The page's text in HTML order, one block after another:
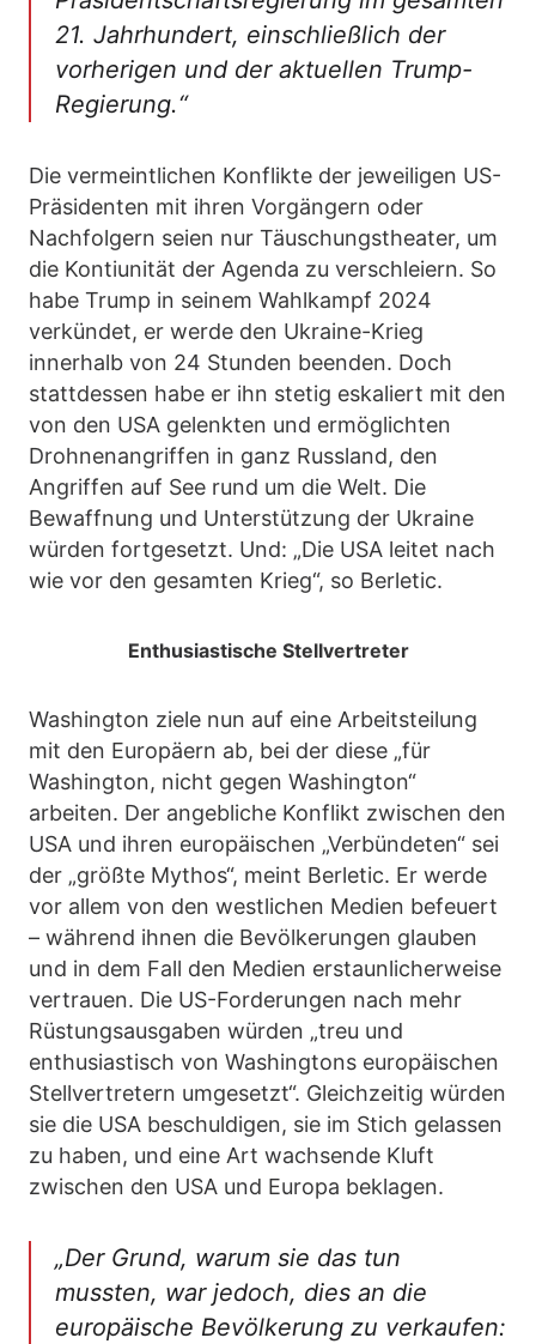
21. Jahrhundert, einschließlich der
vorherigen und der aktuellen Trump-
Regierung.“
Die vermeintlichen Konflikte der jeweiligen US-
Präsidenten mit ihren Vorgängern oder
Nachfolgern seien nur Täuschungstheater, um
die Kontiunität der Agenda zu verschleiern. So
habe Trump in seinem Wahlkampf 2024
verkündet, er werde den Ukraine-Krieg
innerhalb von 24 Stunden beenden. Doch
stattdessen habe er ihn stetig eskaliert mit den
von den USA gelenkten und ermöglichten
Drohnenangriffen in ganz Russland, den
Angriffen auf See rund um die Welt. Die
Bewaffnung und Unterstützung der Ukraine
würden fortgesetzt. Und: „Die USA leitet nach
wie vor den gesamten Krieg“, so Berletic.
Enthusiastische Stellvertreter
Washington ziele nun auf eine Arbeitsteilung
mit den Europäern ab, bei der diese „für
Washington, nicht gegen Washington“
arbeiten. Der angebliche Konflikt zwischen den
USA und ihren europäischen „Verbündeten“ sei
der „größte Mythos“, meint Berletic. Er werde
vor allem von den westlichen Medien befeuert
– während ihnen die Bevölkerungen glauben
und in dem Fall den Medien erstaunlicherweise
vertrauen. Die US-Forderungen nach mehr
Rüstungsausgaben würden „treu und
enthusiastisch von Washingtons europäischen
Stellvertretern umgesetzt“. Gleichzeitig würden
sie die USA beschuldigen, sie im Stich gelassen
zu haben, und eine Art wachsende Kluft
zwischen den USA und Europa beklagen.
„Der Grund, warum sie das tun
mussten, war jedoch, dies an die
europäische Bevölkerung zu verkaufen: